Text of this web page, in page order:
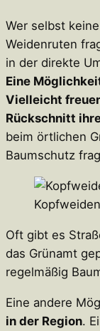
Wer selbst
Weidenruten
in der direkte
Eine
Vielleicht
Rückschnitt
beim örtlichen
Baumschutz
Oft gibt es
das Grünamt
regelmäßig
Eine andere
in der Region.